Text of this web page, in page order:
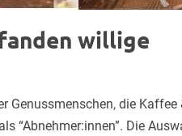
willige
Genussmenschen, die Kaffee
“Abnehmer:innen”. Die